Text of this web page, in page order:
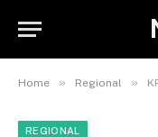
Home » Regional »
REGIONAL